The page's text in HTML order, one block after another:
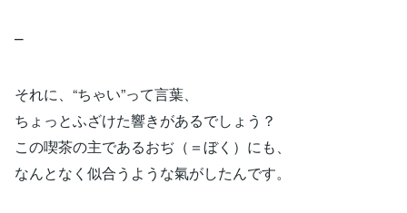
⎻
それに、“ちゃい”って言葉、
ちょっとふざけた響きがあるでしょう？
この喫茶の主であるおぢ（＝ぼく）にも、
なんとなく似合うような氣がしたんです。